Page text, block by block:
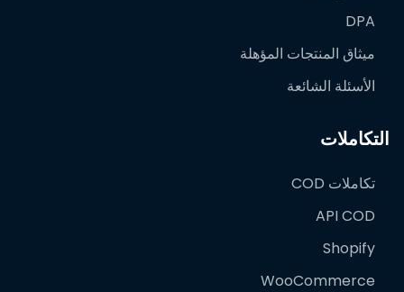
DPA
ميثاق المنتجات المؤهلة
الأسئلة الشائعة
التكاملات
تكاملات COD
API COD
Shopify
WooCommerce